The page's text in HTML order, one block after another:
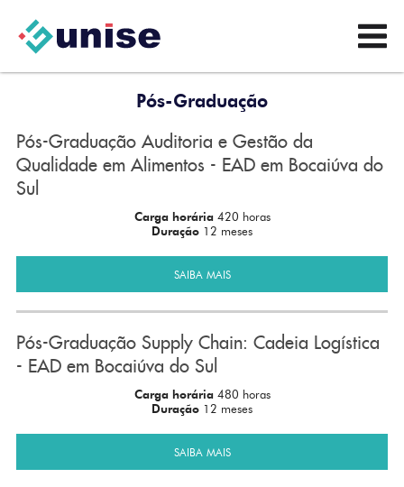
Pós-Graduação
Pós-Graduação Auditoria e Gestão da
Qualidade em Alimentos - EAD em Bocaiúva do
Sul
Carga horária 420 horas
Duração 12 meses
SAIBA MAIS
Pós-Graduação Supply Chain: Cadeia Logística
- EAD em Bocaiúva do Sul
Carga horária 480 horas
Duração 12 meses
SAIBA MAIS